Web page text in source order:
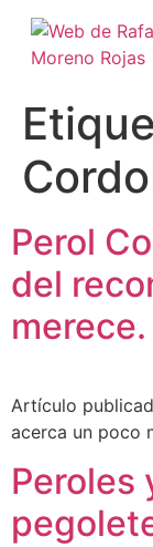
Perol
del
merece.
Artículo
acerca un poco
Peroles